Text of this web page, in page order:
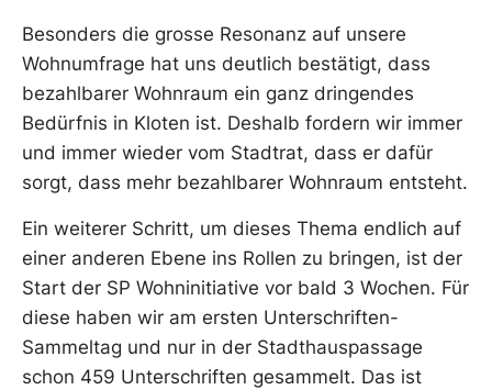
Besonders die grosse Resonanz auf unsere
Wohnumfrage hat uns deutlich bestätigt, dass
bezahlbarer Wohnraum ein ganz dringendes
Bedürfnis in Kloten ist. Deshalb fordern wir immer
und immer wieder vom Stadtrat, dass er dafür
sorgt, dass mehr bezahlbarer Wohnraum entsteht.
Ein weiterer Schritt, um dieses Thema endlich auf
einer anderen Ebene ins Rollen zu bringen, ist der
Start der SP Wohninitiative vor bald 3 Wochen. Für
diese haben wir am ersten Unterschriften-
Sammeltag und nur in der Stadthauspassage
schon 459 Unterschriften gesammelt. Das ist